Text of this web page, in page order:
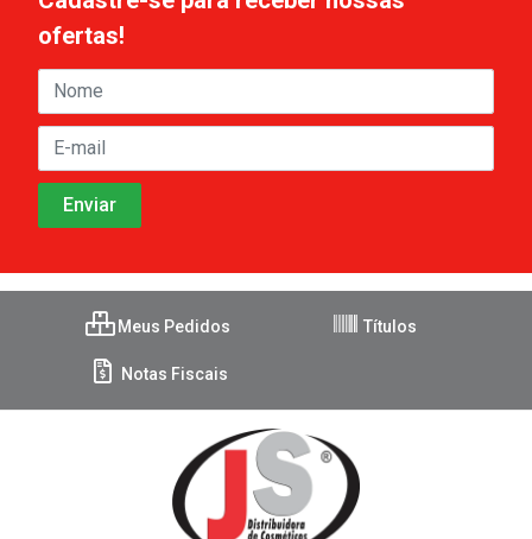
ofertas!
Meus Pedidos Títulos
Notas Fiscais